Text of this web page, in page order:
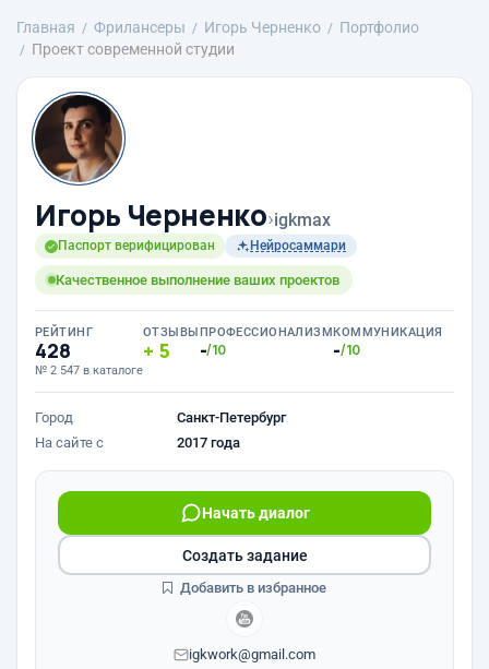
Главная Фрилансеры Игорь Черненко
Портфолио
Проект современной студии
Игорь Черненко›igkmax
Паспорт верифицирован Нейросаммари
Качественное выполнение ваших проектов
РЕЙТИНГ
428
№ 2 547 в каталоге
ОТЗЫВЫ
5
ПРОФЕССИОНАЛИЗМ
-/10
КОММУНИКАЦИЯ
-/10
Город
Санкт-Петербург
На сайте с
2017 года
Начать диалог
igkwork@gmail.com
Создать задание
Добавить в избранное